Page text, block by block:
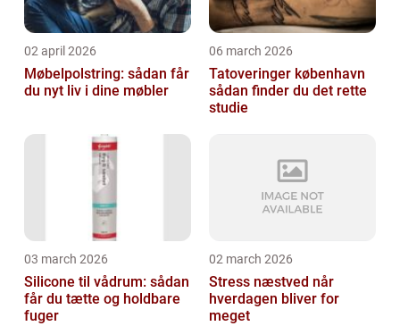
02 april 2026
Møbelpolstring: sådan får
du nyt liv i dine møbler
06 march 2026
Tatoveringer københavn
sådan finder du det rette
studie
03 march 2026
Silicone til vådrum: sådan
får du tætte og holdbare
fuger
02 march 2026
Stress næstved når
hverdagen bliver for
meget